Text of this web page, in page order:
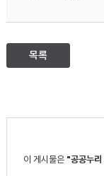
목록
이 게시물은 "공공누